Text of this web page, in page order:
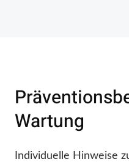
Wartung
Individuelle Hinweise